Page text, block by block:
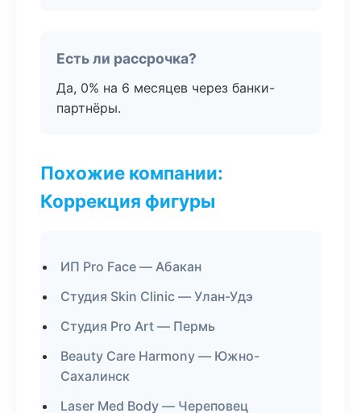
Есть ли рассрочка?
Да, 0% на 6 месяцев через банки-
партнёры.
Похожие компании:
Коррекция фигуры
ИП Pro Face — Абакан
Студия Skin Clinic — Улан-Удэ
Студия Pro Art — Пермь
Beauty Care Harmony — Южно-
Сахалинск
Laser Med Body — Череповец